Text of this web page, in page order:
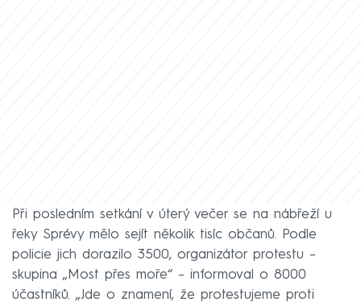
Při posledním setkání v úterý večer se na nábřeží u
řeky Sprévy mělo sejít několik tisíc občanů. Podle
policie jich dorazilo 3500, organizátor protestu –
skupina „Most přes moře“ – informoval o 8000
účastníků. „Jde o znamení, že protestujeme proti